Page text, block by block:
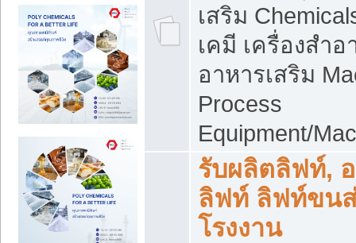
เสริม
เคมี เครื่องสำ
อาหารเสริม
Process
Equipment/
รับผลิตลิฟท์,
ลิฟท์ ลิฟท์ขน
โรงงาน